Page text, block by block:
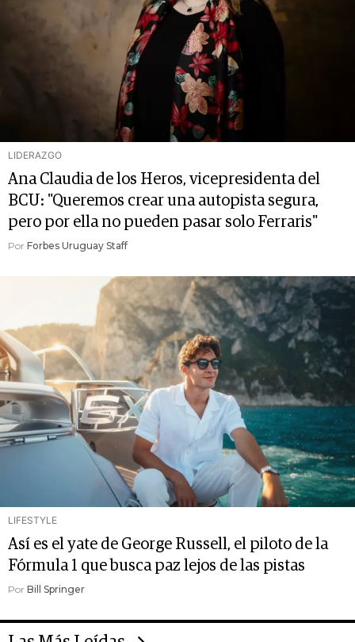
LIDERAZGO
Ana Claudia de los Heros, vicepresidenta del
BCU: "Queremos crear una autopista segura,
pero por ella no pueden pasar solo Ferraris"
Por Forbes Uruguay Staff
LIFESTYLE
Así es el yate de George Russell, el piloto de la
Fórmula 1 que busca paz lejos de las pistas
Por Bill Springer